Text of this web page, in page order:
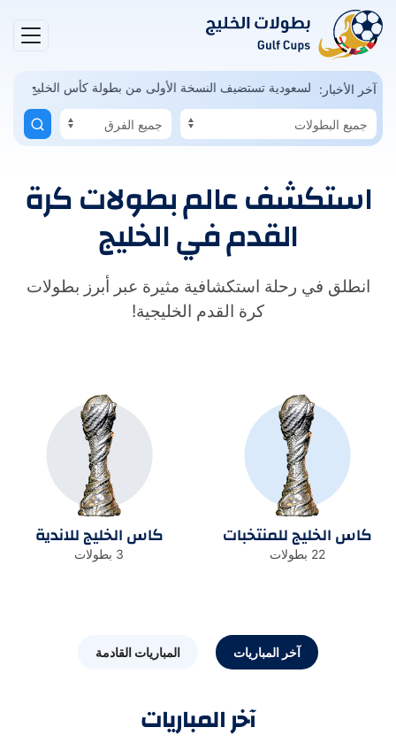
آخر الأخبار:
ممكن السعودية تستضيف النسخة الأولى من بطولة كأس
استكشف عالم بطولات كرة
القدم في الخليج
انطلق في رحلة استكشافية مثيرة عبر أبرز بطولات
كرة القدم الخليجية!
كاس الخليج للمنتخبات
22 بطولات
كاس الخليج للاندية
3 بطولات
آخر المباريات المباريات القادمة
آخر المباريات